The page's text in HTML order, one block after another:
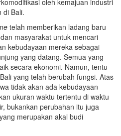
oleh kemajuan industri
di Bali.
telah memberikan ladang baru
masyarakat untuk mencari
kebudayaan mereka sebagai
yang datang. Semua yang
secara ekonomi. Namun, tentu
yang telah berubah fungsi. Atas
tidak akan ada kebudayaan
ukuran waktu tertentu di waktu
bukankan perubahan itu juga
merupakan akal budi